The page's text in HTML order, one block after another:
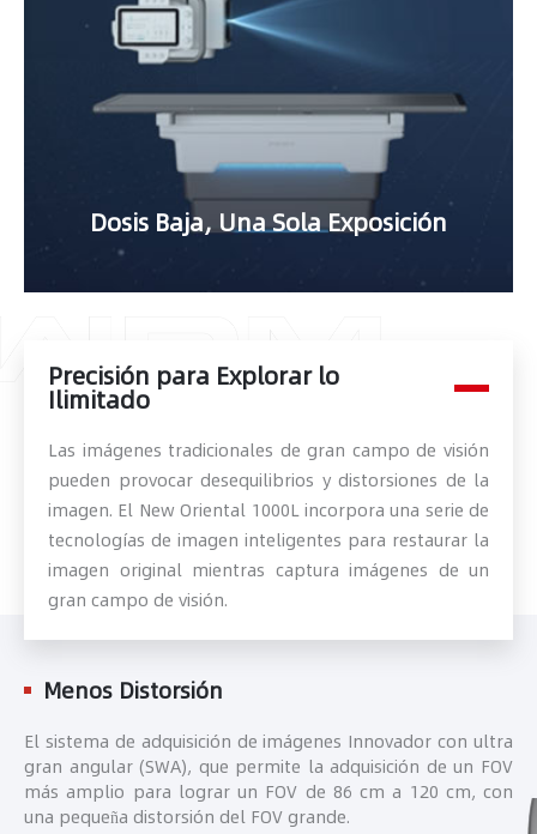
Dosis Baja, Una Sola Exposición
Precisión para Explorar lo
Ilimitado
Las imágenes tradicionales de gran campo de visión
pueden provocar desequilibrios y distorsiones de la
imagen. El New Oriental 1000L incorpora una serie de
tecnologías de imagen inteligentes para restaurar la
imagen original mientras captura imágenes de un
gran campo de visión.
Menos Distorsión
El sistema de adquisición de imágenes Innovador con ultra
gran angular (SWA), que permite la adquisición de un FOV
más amplio para lograr un FOV de 86 cm a 120 cm, con
una pequeña distorsión del FOV grande.